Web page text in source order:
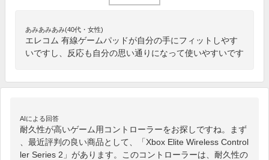
あみあみあみ(40代・女性)
エレコム 有線ゲームパッドが自分の手にフィットしやす
いですし、反応も自分の思い通りになって使いやすいです
AIによる回答
耐久性が高いゲーム用コントローラーをお探しですね。まず
、最近評判の良い商品として、「Xbox Elite Wireless Control
ler Series 2」があります。このコントローラーは、耐久性の